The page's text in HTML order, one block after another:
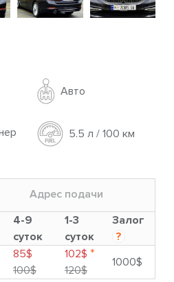
Авто
5.5 л / 100 км
Адрес подачи
4-9
суток
1-3
суток
Залог
?
85$
100$
102$ *
120$
1000$